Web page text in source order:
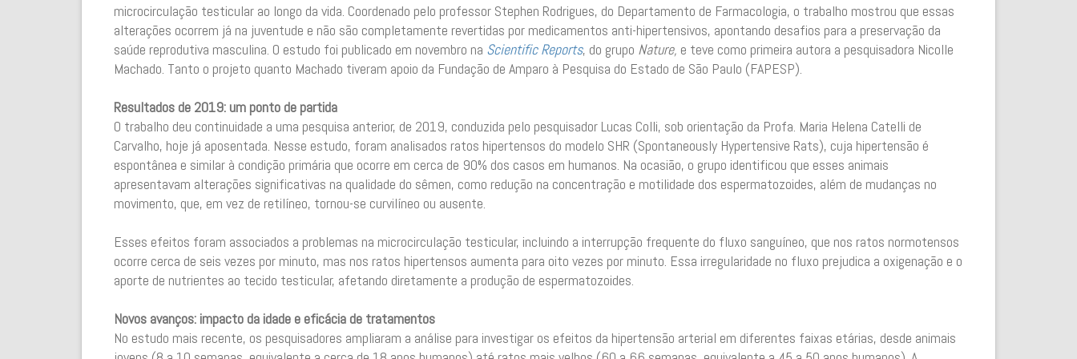
microcirculação testicular ao longo da vida. Coordenado pelo professor Stephen Rodrigues, do Departamento de Farmacologia, o trabalho mostrou que essas
alterações ocorrem já na juventude e não são completamente revertidas por medicamentos anti-hipertensivos, apontando desafios para a preservação da
saúde reprodutiva masculina. O estudo foi publicado em novembro na Scientific Reports, do grupo Nature, e teve como primeira autora a pesquisadora Nicolle
Machado. Tanto o projeto quanto Machado tiveram apoio da Fundação de Amparo à Pesquisa do Estado de São Paulo (FAPESP).
Resultados de 2019: um ponto de partida
O trabalho deu continuidade a uma pesquisa anterior, de 2019, conduzida pelo pesquisador Lucas Colli, sob orientação da Profa. Maria Helena Catelli de
Carvalho, hoje já aposentada. Nesse estudo, foram analisados ratos hipertensos do modelo SHR (Spontaneously Hypertensive Rats), cuja hipertensão é
espontânea e similar à condição primária que ocorre em cerca de 90% dos casos em humanos. Na ocasião, o grupo identificou que esses animais
apresentavam alterações significativas na qualidade do sêmen, como redução na concentração e motilidade dos espermatozoides, além de mudanças no
movimento, que, em vez de retilíneo, tornou-se curvilíneo ou ausente.
Esses efeitos foram associados a problemas na microcirculação testicular, incluindo a interrupção frequente do fluxo sanguíneo, que nos ratos normotensos
ocorre cerca de seis vezes por minuto, mas nos ratos hipertensos aumenta para oito vezes por minuto. Essa irregularidade no fluxo prejudica a oxigenação e o
aporte de nutrientes ao tecido testicular, afetando diretamente a produção de espermatozoides.
Novos avanços: impacto da idade e eficácia de tratamentos
No estudo mais recente, os pesquisadores ampliaram a análise para investigar os efeitos da hipertensão arterial em diferentes faixas etárias, desde animais